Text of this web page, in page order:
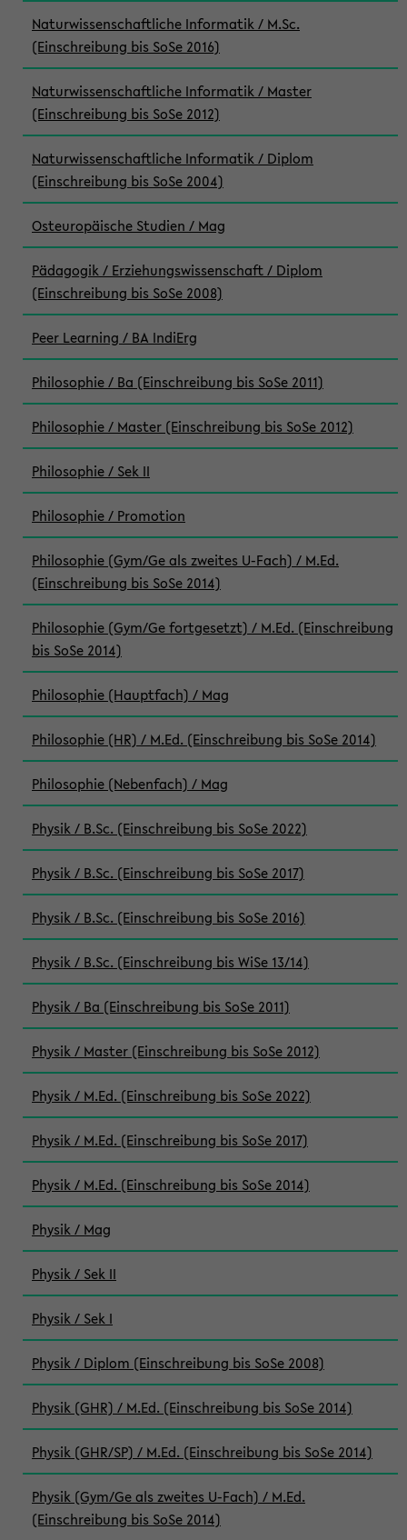
Naturwissenschaftliche Informatik / M.Sc.
(Einschreibung bis SoSe 2016)
Naturwissenschaftliche Informatik / Master
(Einschreibung bis SoSe 2012)
Naturwissenschaftliche Informatik / Diplom
(Einschreibung bis SoSe 2004)
Osteuropäische Studien / Mag
Pädagogik / Erziehungswissenschaft / Diplom
(Einschreibung bis SoSe 2008)
Peer Learning / BA IndiErg
Philosophie / Ba (Einschreibung bis SoSe 2011)
Philosophie / Master (Einschreibung bis SoSe 2012)
Philosophie / Sek II
Philosophie / Promotion
Philosophie (Gym/Ge als zweites U-Fach) / M.Ed.
(Einschreibung bis SoSe 2014)
Philosophie (Gym/Ge fortgesetzt) / M.Ed. (Einschreibung
bis SoSe 2014)
Philosophie (Hauptfach) / Mag
Philosophie (HR) / M.Ed. (Einschreibung bis SoSe 2014)
Philosophie (Nebenfach) / Mag
Physik / B.Sc. (Einschreibung bis SoSe 2022)
Physik / B.Sc. (Einschreibung bis SoSe 2017)
Physik / B.Sc. (Einschreibung bis SoSe 2016)
Physik / B.Sc. (Einschreibung bis WiSe 13/14)
Physik / Ba (Einschreibung bis SoSe 2011)
Physik / Master (Einschreibung bis SoSe 2012)
Physik / M.Ed. (Einschreibung bis SoSe 2022)
Physik / M.Ed. (Einschreibung bis SoSe 2017)
Physik / M.Ed. (Einschreibung bis SoSe 2014)
Physik / Mag
Physik / Sek II
Physik / Sek I
Physik / Diplom (Einschreibung bis SoSe 2008)
Physik (GHR) / M.Ed. (Einschreibung bis SoSe 2014)
Physik (GHR/SP) / M.Ed. (Einschreibung bis SoSe 2014)
Physik (Gym/Ge als zweites U-Fach) / M.Ed.
(Einschreibung bis SoSe 2014)